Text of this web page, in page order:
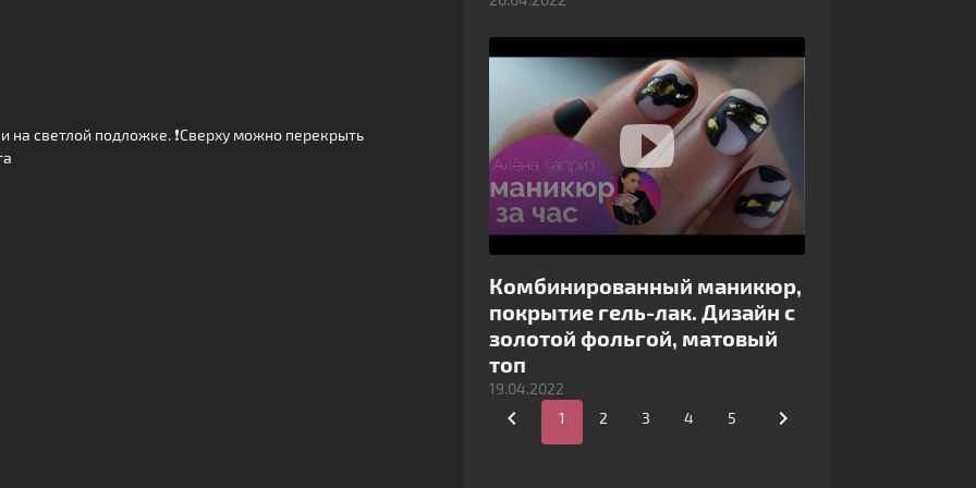
на светлой подложке. ❗️Сверху можно перекрыть
Комбинированный маникюр,
покрытие гель-лак. Дизайн с
золотой фольгой, матовый
топ
19.04.2022
 1 2 3 4 5 